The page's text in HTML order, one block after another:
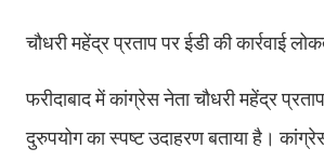
चौधरी महेंद्र प्रताप पर ईडी की कार्रवाई
फरीदाबाद में कांग्रेस नेता चौधरी महेंद्र
दुरुपयोग का स्पष्ट उदाहरण बताया है।